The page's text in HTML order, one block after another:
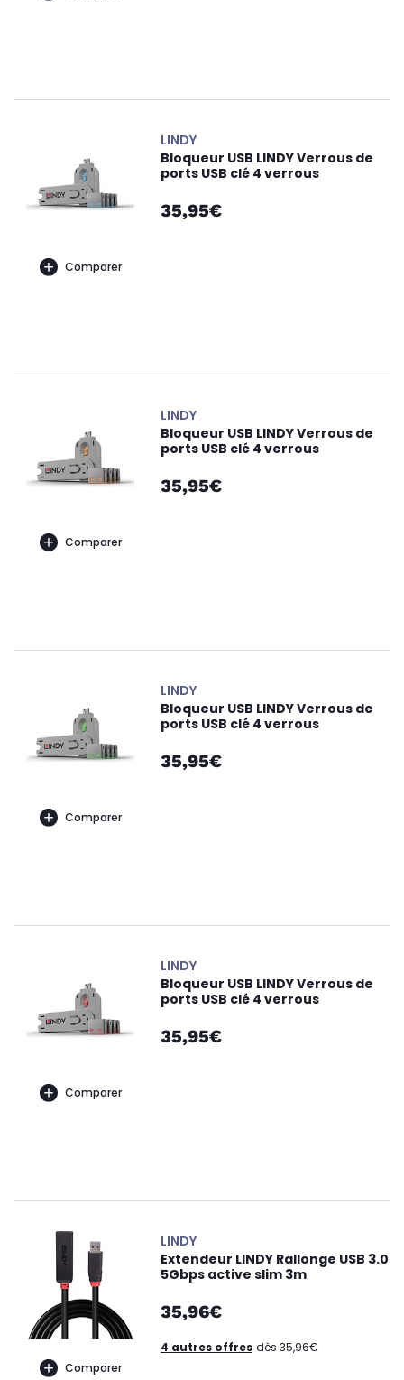
Comparer
LINDY
Bloqueur USB LINDY Verrous de
ports USB clé 4 verrous
35,95€
Comparer
LINDY
Bloqueur USB LINDY Verrous de
ports USB clé 4 verrous
35,95€
Comparer
LINDY
Bloqueur USB LINDY Verrous de
ports USB clé 4 verrous
35,95€
Comparer
LINDY
Bloqueur USB LINDY Verrous de
ports USB clé 4 verrous
35,95€
Comparer
LINDY
Extendeur LINDY Rallonge USB 3.0
5Gbps active slim 3m
35,96€
4 autres offres dès 35,96€